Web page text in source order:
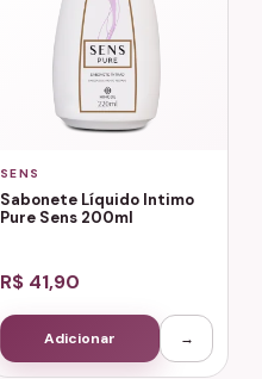
SENS
Sabonete Líquido Intimo
Pure Sens 200ml
R$ 41,90
Adicionar →